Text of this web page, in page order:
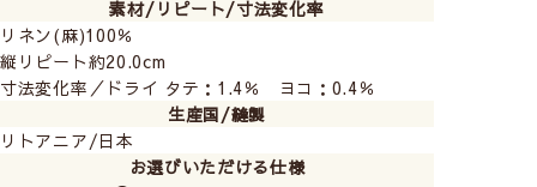
素材/リピート/寸法変化率
リネン(麻)100％
縦リピート約20.0cm
寸法変化率／ドライ タテ：1.4％ ヨコ：0.4％
生産国/縫製
リトアニア/日本
お選びいただける仕様